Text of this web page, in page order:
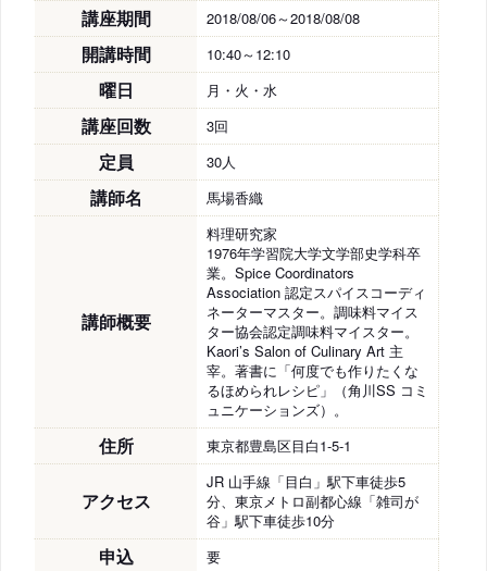
講座期間 2018/08/06～2018/08/08
開講時間 10:40～12:10
曜日 月・火・水
講座回数 3回
定員 30人
講師名 馬場香織
講師概要
料理研究家
1976年学習院大学文学部史学科卒
業。Spice Coordinators
Association 認定スパイスコーディ
ネーターマスター。調味料マイス
ター協会認定調味料マイスター。
Kaori’s Salon of Culinary Art 主
宰。著書に「何度でも作りたくな
るほめられレシピ」（角川SS コミ
ュニケーションズ）。
住所 東京都豊島区目白1-5-1
アクセス
JR 山手線「目白」駅下車徒歩5
分、東京メトロ副都心線「雑司が
谷」駅下車徒歩10分
申込 要